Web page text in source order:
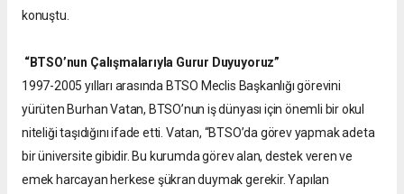
konuştu.
“BTSO’nun Çalışmalarıyla Gurur Duyuyoruz”
1997-2005 yılları arasında BTSO Meclis Başkanlığı görevini
yürüten Burhan Vatan, BTSO’nun iş dünyası için önemli bir okul
niteliği taşıdığını ifade etti. Vatan, “BTSO’da görev yapmak adeta
bir üniversite gibidir. Bu kurumda görev alan, destek veren ve
emek harcayan herkese şükran duymak gerekir. Yapılan